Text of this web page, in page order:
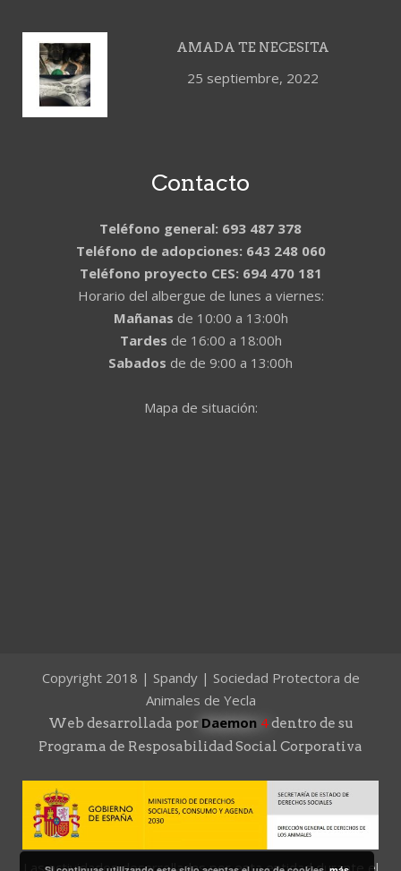
AMADA TE NECESITA
25 septiembre, 2022
Contacto
Teléfono general: 693 487 378
Teléfono de adopciones: 643 248 060
Teléfono proyecto CES: 694 470 181
Horario del albergue de lunes a viernes:
Mañanas de 10:00 a 13:00h
Tardes de 16:00 a 18:00h
Sabados de de 9:00 a 13:00h
Mapa de situación:
Copyright 2018 | Spandy | Sociedad Protectora de
Animales de Yecla
Web desarrollada por Daemon 4dentro de su
Programa de Resposabilidad Social Corporativa